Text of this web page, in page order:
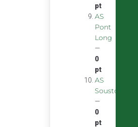
pt
AS
Pont
Long
—
0
pt
AS
Soustons
—
0
pt